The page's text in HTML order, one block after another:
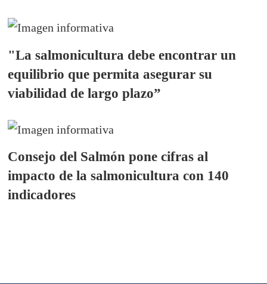
"La salmonicultura debe encontrar un
equilibrio que permita asegurar su
viabilidad de largo plazo”
Consejo del Salmón pone cifras al
impacto de la salmonicultura con 140
indicadores